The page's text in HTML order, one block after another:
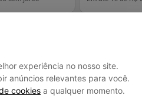
experiência no nosso site.
anúncios relevantes para você.
cookies a qualquer momento.